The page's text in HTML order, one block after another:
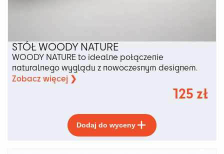
STÓŁ WOODY NATURE
WOODY NATURE to idealne połączenie
naturalnego wyglądu z nowoczesnym designem.
Zobacz więcej ❯
125 zł
Dodaj do wyceny
produkt
ma